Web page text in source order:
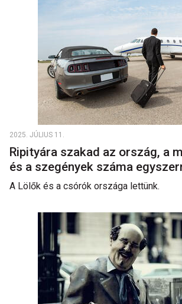
2025. JÚLIUS 11.
Ripityára szakad az ország, a
és a szegények száma
A Lölők és a csórók országa lettünk.